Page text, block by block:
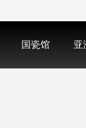
国瓷馆 亚